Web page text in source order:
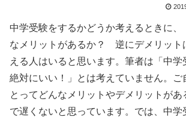
中学受験をするかどうか考えるときに、
なメリットがあるか？ 逆にデメリット
える人はいると思います。筆者は「中
絶対にいい！」とは考えていません。ご
とってどんなメリットやデメリットがあ
で遅くないと思っています。では、中学